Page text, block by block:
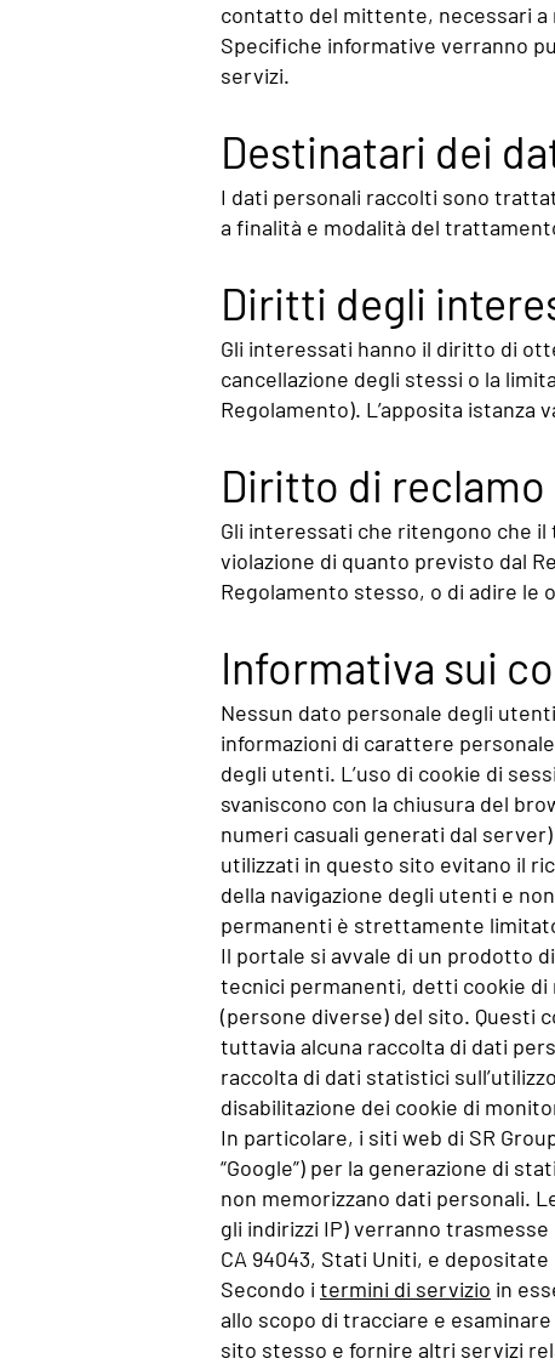
contatto del mittente, necessari a
Specifiche informative verranno
servizi.
Destinatari dei
I dati personali raccolti sono
a finalità e modalità del
Diritti degli
Gli interessati hanno il diritto di
cancellazione degli stessi o la
Regolamento). L’apposita istanza
Diritto di reclamo
Gli interessati che ritengono che
violazione di quanto previsto dal
Regolamento stesso, o di adire le
Informativa sui
Nessun dato personale degli
informazioni di carattere
degli utenti. L’uso di cookie di
svaniscono con la chiusura del
numeri casuali generati dal
utilizzati in questo sito evitano il
della navigazione degli utenti e
permanenti è strettamente
Il portale si avvale di un prodotto
tecnici permanenti, detti cookie di
(persone diverse) del sito. Questi
tuttavia alcuna raccolta di dati
raccolta di dati statistici
disabilitazione dei cookie di
In particolare, i siti web di SR
“Google”) per la generazione di
non memorizzano dati personali.
gli indirizzi IP) verranno trasmesse
CA 94043, Stati Uniti, e
Secondo i termini di servizio in
allo scopo di tracciare e
sito stesso e fornire altri servizi